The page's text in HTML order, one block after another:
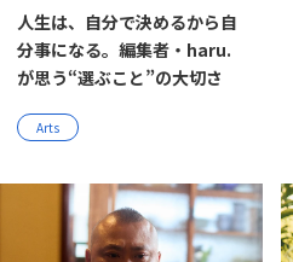
人生は、自分で決めるから自
分事になる。編集者・haru.
が思う“選ぶこと”の大切さ
Arts